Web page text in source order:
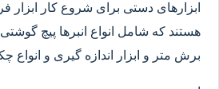
ابزارهای دستی برای شروع کار
هستند که شامل انواع انبرها پیچ
برش متر و ابزار اندازه گیری و